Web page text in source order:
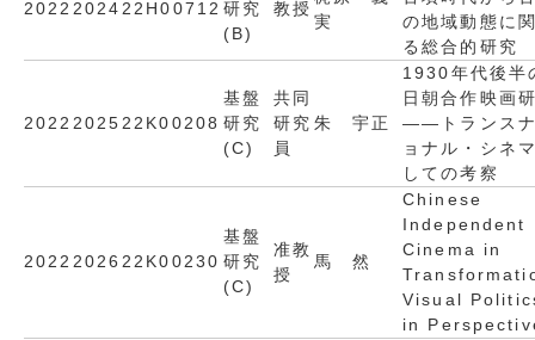
2022 2024 22H00712 研究
(B)
教授
実
の地域動態に
る総合的研究
2022 2025 22K00208
基盤
研究
(C)
共同
研究
員
朱 宇正
1930年代後半
日朝合作映画
――トランス
ョナル・シネ
しての考察
2022 2026 22K00230
基盤
研究
(C)
准教
授
馬 然
Chinese
Independent
Cinema in
Visual
in